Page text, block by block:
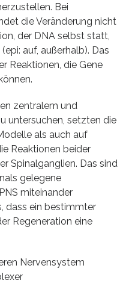
Bei
die Veränderung nicht
der DNA selbst statt,
auf, außerhalb). Das
Reaktionen, die Gene
zentralem und
untersuchen, setzten die
als auch auf
Reaktionen beider
Spinalganglien. Das sind
gelegene
miteinander
dass ein bestimmter
Regeneration eine
Nervensystem